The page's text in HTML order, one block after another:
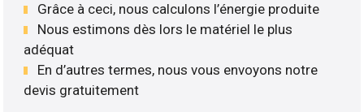
Grâce à ceci, nous calculons l’énergie produite
Nous estimons dès lors le matériel le plus
adéquat
En d’autres termes, nous vous envoyons notre
devis gratuitement